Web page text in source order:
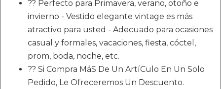
?? Perfecto para Primavera, verano, otoño e
invierno - Vestido elegante vintage es más
atractivo para usted - Adecuado para ocasiones
casual y formales, vacaciones, fiesta, cóctel,
prom, boda, noche, etc.
?? Si Compra MáS De Un ArtíCulo En Un Solo
Pedido, Le Ofreceremos Un Descuento.